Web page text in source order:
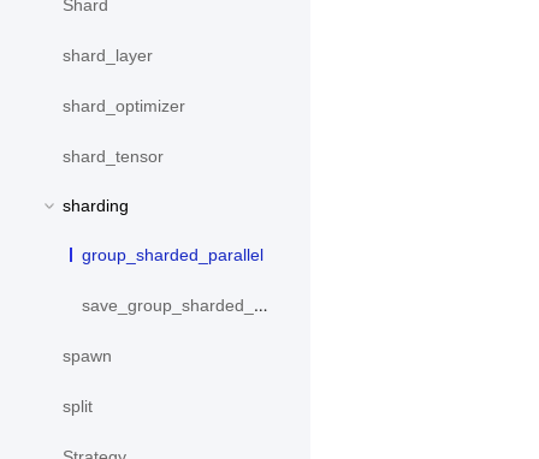
Shard
shard_layer
shard_optimizer
shard_tensor
sharding
group_sharded_parallel
save_group_sharded_model
spawn
split